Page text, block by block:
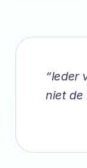
“Ieder
niet de